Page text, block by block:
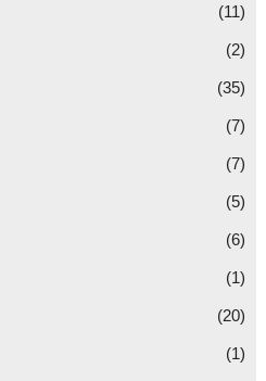
(11)
(2)
(35)
(7)
(7)
(5)
(6)
(1)
(20)
(1)